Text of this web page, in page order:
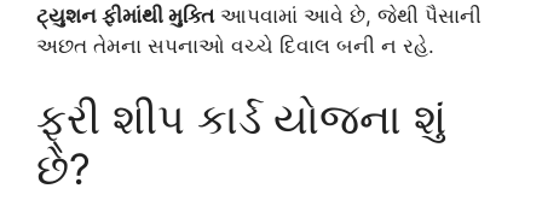
ટ્યુશન ફીમાંથી મુક્તિઆપવામાં આવે છે, જેથી પૈસાની
અછત તેમના સપનાઓ વચ્ચે દિવાલ બની ન રહે.
ફ્રી શીપ કાર્ડ યોજના શું
છે?